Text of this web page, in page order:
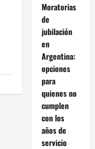
Moratorias
de
jubilación
en
Argentina:
opciones
para
quienes no
cumplen
con los
años de
servicio